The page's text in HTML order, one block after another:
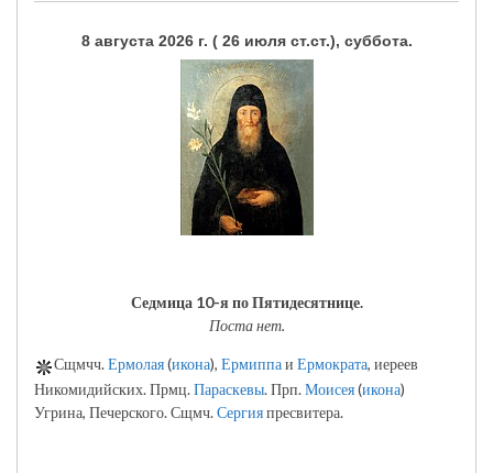
8 августа 2026 г. ( 26 июля ст.ст.), суббота.
Седмица 10-я по Пятидесятнице.
Поста нет.
Сщмчч.Ермолая(икона), Ермиппаи Ермократа, иереев
Никомидийских. Прмц.Параскевы. Прп.Моисея(икона)
Угрина, Печерского. Сщмч.Сергияпресвитера.